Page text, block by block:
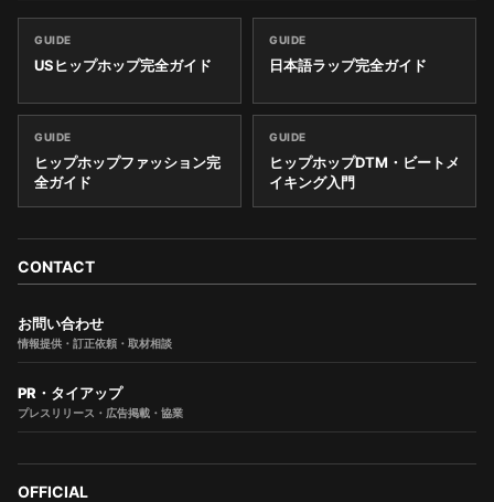
GUIDE
USヒップホップ完全ガイド
GUIDE
日本語ラップ完全ガイド
GUIDE
ヒップホップファッション完
全ガイド
GUIDE
ヒップホップDTM・ビートメ
イキング入門
CONTACT
お問い合わせ
情報提供・訂正依頼・取材相談
PR・タイアップ
プレスリリース・広告掲載・協業
OFFICIAL